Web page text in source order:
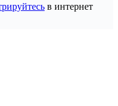
в интернет